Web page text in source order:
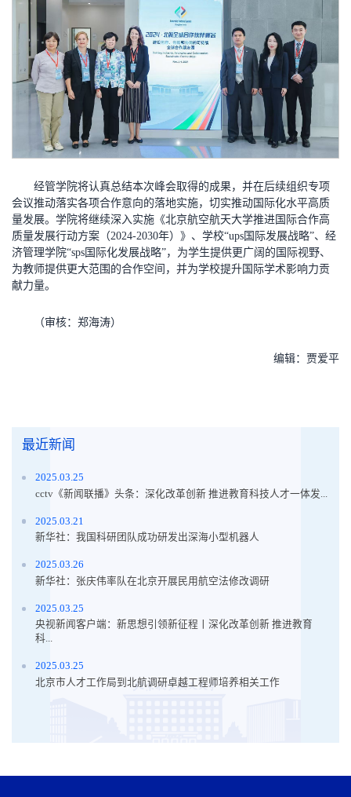
经管学院将认真总结本次峰会取得的成果，并在后续组织专项
会议推动落实各项合作意向的落地实施，切实推动国际化水平高质
量发展。学院将继续深入实施《北京航空航天大学推进国际合作高
质量发展行动方案（2024-2030年）》、学校“ups国际发展战略”、经
济管理学院“sps国际化发展战略”，为学生提供更广阔的国际视野、
为教师提供更大范围的合作空间，并为学校提升国际学术影响力贡
献力量。
（审核：郑海涛）
编辑：贾爱平
最近新闻
2025.03.25
cctv《新闻联播》头条：深化改革创新 推进教育科技人才一体发...
2025.03.21
新华社：我国科研团队成功研发出深海小型机器人
2025.03.26
新华社：张庆伟率队在北京开展民用航空法修改调研
2025.03.25
央视新闻客户端：新思想引领新征程丨深化改革创新 推进教育
科...
2025.03.25
北京市人才工作局到北航调研卓越工程师培养相关工作